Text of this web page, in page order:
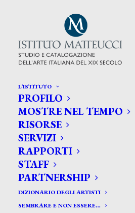
L’ISTITUTO
PROFILO
MOSTRE NEL TEMPO
RISORSE
SERVIZI
RAPPORTI
STAFF
PARTNERSHIP
DIZIONARIO DEGLI ARTISTI
SEMBRARE E NON ESSERE…
CERCA TRA GLI ARTISTI:
Search
for: